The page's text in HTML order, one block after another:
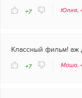
+7 Юлия,
Классный фильм! аж
+7 Маша,